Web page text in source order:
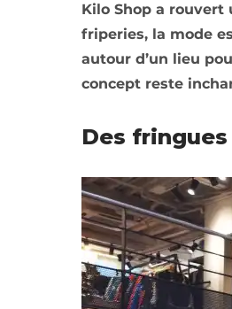
Kilo Shop a rouvert
friperies, la mode
autour d’un lieu
concept reste
Des